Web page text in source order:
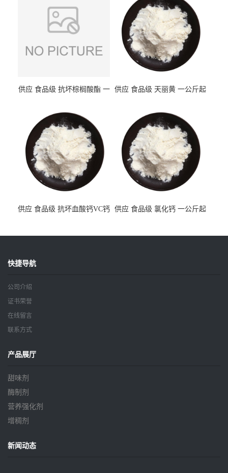
供应 食品级 抗坏棕榈酸酯 一
供应 食品级 天丽黄 一公斤起
供应 食品级 抗坏血酸钙VC钙 供应 食品级 氯化钙 一公斤起
快捷导航
公司介绍
证书荣誉
在线留言
联系方式
产品展厅
甜味剂
酶制剂
营养强化剂
增稠剂
新闻动态